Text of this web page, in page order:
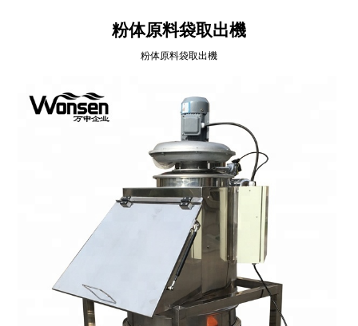
粉体原料袋取出機
粉体原料袋取出機